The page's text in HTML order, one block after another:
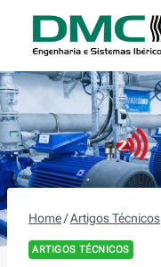
content
Home/Artigos Técnicos
ARTIGOS TÉCNICOS